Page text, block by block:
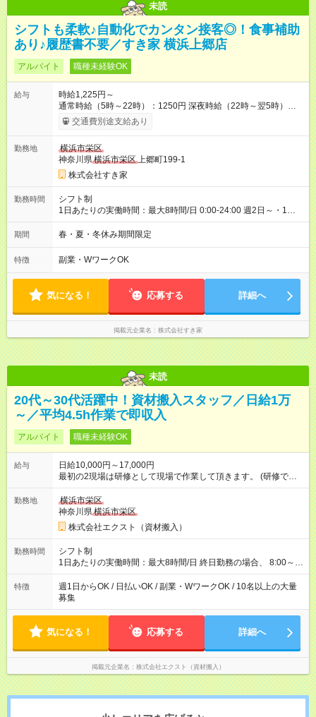
未読
シフトも柔軟♪自動化でカンタン接客◎！食事補助
あり♪履歴書不要／すき家 横浜上郷店
アルバイト 職種未経験OK
給与
時給1,225円～
通常時給（5時～22時）：1250円 深夜時給（22時～翌5時）：
1563円 高校生時給：1225円 【特別手当】早朝手当（5：00-9：
00）時給+150円 【試用期間】試用期間あり 試用期間の長さ：1
30日（※条件変更なし）ですが、切り上げで一ヶ月とさせてい
ただきます。 研修制度あり：15時間(研修中も同時給）
交通費別途支給あり
勤務地
横浜市栄区
神奈川県横浜市栄区上郷町199-1
株式会社すき家
勤務時間
シフト制
1日あたりの実働時間：最大8時間/日 0:00-24:00 週2日～・1日
2h～OK ＜シフト例＞ 〇朝帯 5:00-9:00 〇昼帯 9:00-14:00 〇午
後帯 14:00-18:00 〇夜帯 18:00-22:00 〇深夜帯 22:00-翌5:00 基
ます♪
期間 春・夏・冬休み期間限定
特徴 副業・WワークOK
気になる！ 応募する 詳細へ
掲載元企業名 株式会社すき家
未読
20代～30代活躍中！資材搬入スタッフ／日給1万
～／平均4.5h作業で即収入
アルバイト 職種未経験OK
給与
日給10,000円～17,000円
最初の2現場は研修として現場で作業して頂きます。 (研修でも
通常通り給与が出ます) 【試用期間】試用期間なし
勤務地
横浜市栄区
神奈川県横浜市栄区
株式会社エクスト（資材搬入）
勤務時間
シフト制
1日あたりの実働時間：最大8時間/日 終日勤務の場合、 8:00～
17:00（休憩2時間）ではありますが、 やり切りで作業終了のた
め、早く終わったらそのまま帰宅可能です。 早く終わっても1現
場日給1万円を保証しています。 1日あたりの平均作業時間：4.5
時間 シフト制のため、働きたい曜日にシフトを入れて働くこと
が可能です。 週1日～OKです。
特徴
週1日からOK / 日払いOK / 副業・WワークOK / 10名以上の大量
募集
気になる！ 応募する 詳細へ
掲載元企業名 株式会社エクスト（資材搬入）